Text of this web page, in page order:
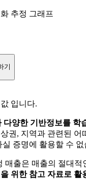
추정 그래프
기
입니다.
다양한 기반정보를 학
권, 지역과 관련된 어
증명에 활용할 수 없
매출은 매출의 절대적
위한 참고 자료로 활